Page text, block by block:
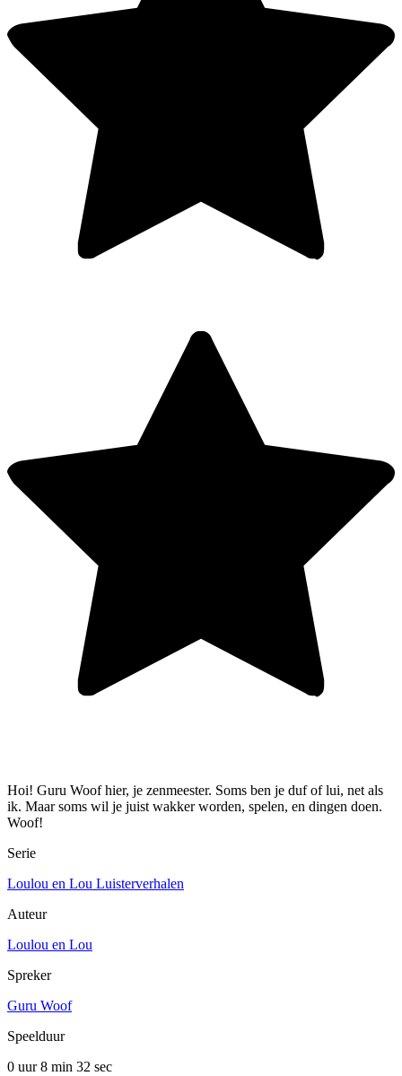
Hoi! Guru Woof hier, je zenmeester. Soms ben je duf of lui, net als
ik. Maar soms wil je juist wakker worden, spelen, en dingen doen.
Woof!
Serie
Loulou en Lou Luisterverhalen
Auteur
Loulou en Lou
Spreker
Guru Woof
Speelduur
0 uur 8 min 32 sec